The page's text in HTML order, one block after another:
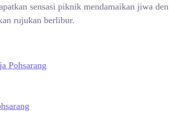
sensasi piknik mendamaikan jiwa
rujukan berlibur.
Pohsarang